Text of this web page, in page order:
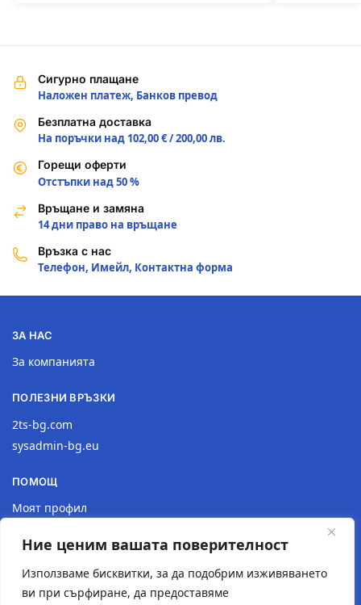
Ние ценим вашата поверителност
Използваме бисквитки, за да подобрим изживяването
ви при сърфиране, да предоставяме
Сигурно плащане
Наложен платеж, Банков превод
Безплатна доставка
На поръчки над 102,00 € / 200,00 лв.
Горещи оферти
Отстъпки над 50 %
Връщане и замяна
14 дни право на връщане
Връзка с нас
Телефон, Имейл, Контактна форма
ЗА НАС
За компанията
ПОЛЕЗНИ ВРЪЗКИ
2ts-bg.com
sysadmin-bg.eu
ПОМОЩ
Моят профил
Връщане на продукт
Политика за поверителност